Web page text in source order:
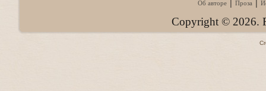
Об авторе Проза
Copyright © 2026.